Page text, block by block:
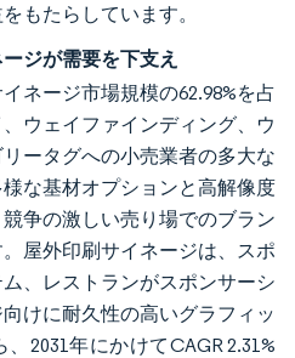
もたらしています。
ジが需要を下支え
ネージ市場規模の62.98%を占
ウェイファインディング、ウ
ータグへの小売業者の多大な
な基材オプションと高解像度
争の激しい売り場でのブラン
屋外印刷サイネージは、スポ
、レストランがスポンサーシ
けに耐久性の高いグラフィッ
2031年にかけてCAGR 2.31%